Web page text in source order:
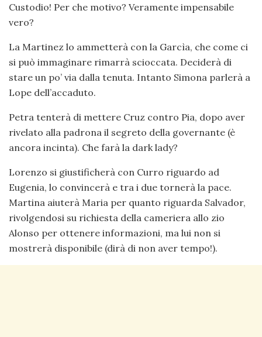
Custodio! Per che motivo? Veramente impensabile
vero?
La Martinez lo ammetterà con la Garcìa, che come ci
si può immaginare rimarrà scioccata. Deciderà di
stare un po’ via dalla tenuta. Intanto Simona parlerà a
Lope dell’accaduto.
Petra tenterà di mettere Cruz contro Pia, dopo aver
rivelato alla padrona il segreto della governante (è
ancora incinta). Che farà la dark lady?
Lorenzo si giustificherà con Curro riguardo ad
Eugenia, lo convincerà e tra i due tornerà la pace.
Martina aiuterà Maria per quanto riguarda Salvador,
rivolgendosi su richiesta della cameriera allo zio
Alonso per ottenere informazioni, ma lui non si
mostrerà disponibile (dirà di non aver tempo!).